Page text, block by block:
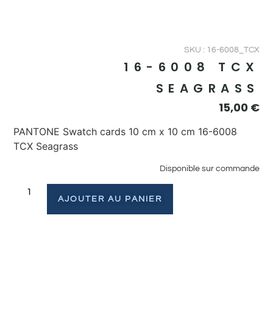
SKU : 16-6008_TCX
16-6008 TCX
SEAGRASS
15,00 €
PANTONE Swatch cards 10 cm x 10 cm 16-6008
TCX Seagrass
Disponible sur commande
AJOUTER AU PANIER